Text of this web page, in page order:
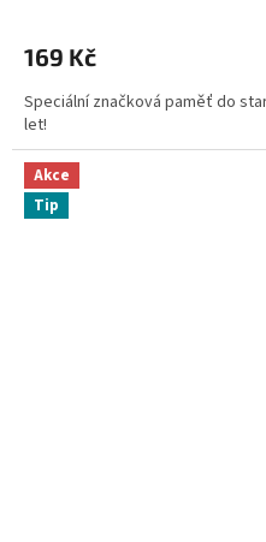
169 Kč
Speciální značková paměť do
let!
Akce
Tip